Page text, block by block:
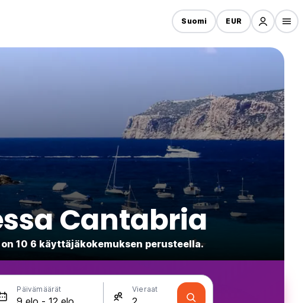
Suomi EUR
Cantabria
10 6 käyttäjäkokemuksen perusteella.
Päivämäärät Vieraat